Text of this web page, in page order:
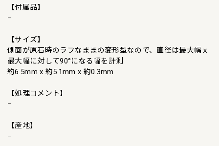
【付属品】
−
【サイズ】
側面が原石時のラフなままの変形型なので、直径は最大幅ｘ
最大幅に対して90°になる幅を計測
約6.5mm x 約5.1mm x 約0.3mm
【処理コメント】
−
【産地】
−